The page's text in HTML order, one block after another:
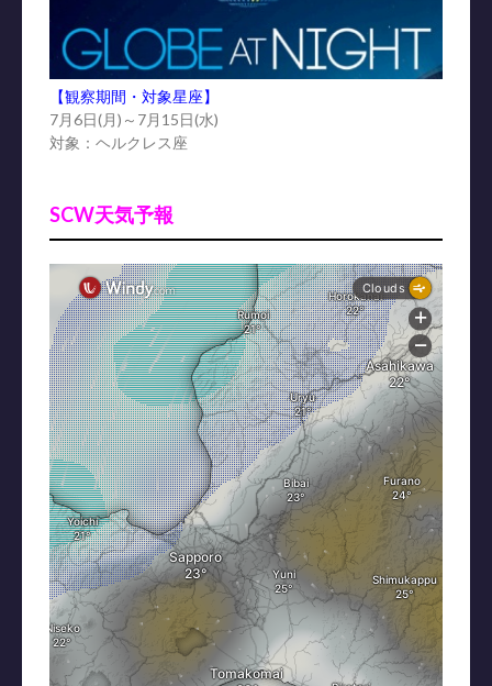
【観察期間・対象星座】
7月6日(月)～7月15日(水)
対象：ヘルクレス座
SCW天気予報